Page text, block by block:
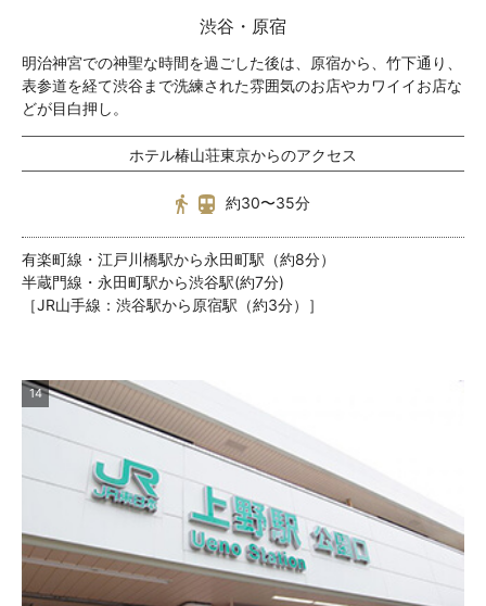
渋谷・原宿
明治神宮での神聖な時間を過ごした後は、原宿から、竹下通り、
表参道を経て渋谷まで洗練された雰囲気のお店やカワイイお店な
どが目白押し。
ホテル椿山荘東京からのアクセス
約30〜35分
有楽町線・江戸川橋駅から永田町駅（約8分）
半蔵門線・永田町駅から渋谷駅(約7分)
［JR山手線：渋谷駅から原宿駅（約3分）］
14